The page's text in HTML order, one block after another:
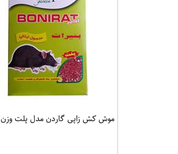
موش کش زاپی گاردن مدل پلت وزن 1000 گرم